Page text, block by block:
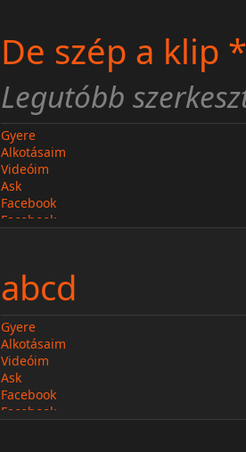
De szép a klip
Legutóbb
Gyere
Alkotásaim
Videóim
Ask
Facebook
Facebook
abcd
Gyere
Alkotásaim
Videóim
Ask
Facebook
Facebook